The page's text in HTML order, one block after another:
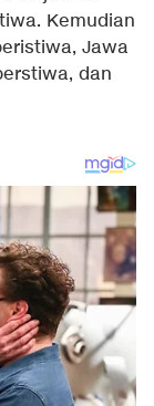
Kemudian
Jawa
dan